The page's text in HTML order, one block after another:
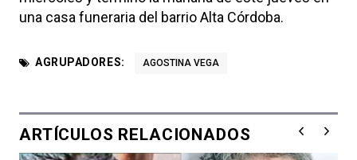
una casa funeraria del barrio Alta Córdoba.
AGRUPADORES: AGOSTINA VEGA
ARTÍCULOS RELACIONADOS